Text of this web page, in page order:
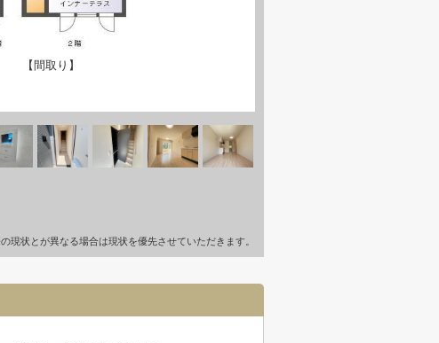
【間取り】
現状とが異なる場合は現状を優先させていただきます。